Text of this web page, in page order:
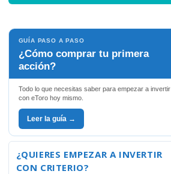
GUÍA PASO A PASO
¿Cómo comprar tu primera
acción?
Todo lo que necesitas saber para empezar a invertir
con eToro hoy mismo.
Leer la guía →
¿QUIERES EMPEZAR A INVERTIR
CON CRITERIO?